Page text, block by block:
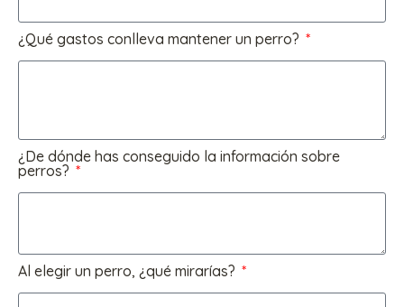
¿Qué gastos conlleva mantener un perro?
¿De dónde has conseguido la información sobre
perros?
Al elegir un perro, ¿qué mirarías?